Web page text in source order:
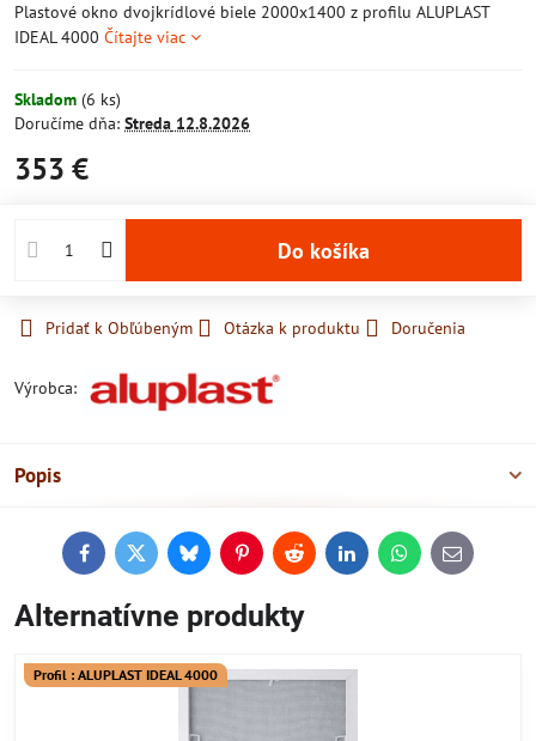
Plastové okno dvojkrídlové biele 2000x1400 z profilu ALUPLAST
IDEAL 4000 Čítajte viac
Skladom (6 ks)
Doručíme dňa: Streda 12.8.2026
353 €
Do košíka
Pridať k Obľúbeným Otázka k produktu Doručenia
Výrobca:
Popis
FacebookTwitterBlueskyPinterestReddit LinkedInWhatsApp
E-
mail
Alternatívne produkty
Profil : ALUPLAST IDEAL 4000